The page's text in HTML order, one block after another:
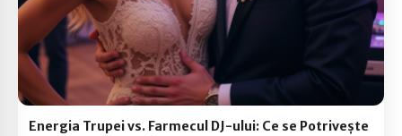
Energia Trupei vs. Farmecul DJ-ului: Ce se Potrivește